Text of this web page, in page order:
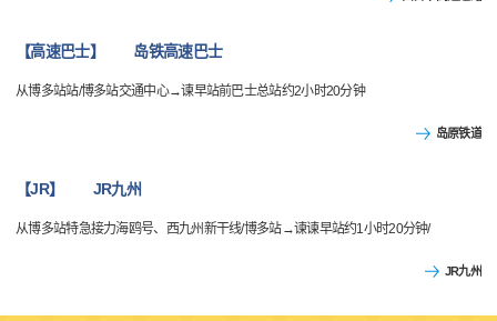
【高速巴士】 岛铁高速巴士
从博多站站/博多站交通中心→谏早站前巴士总站约2小时20分钟
岛原铁道
【JR】 JR九州
从博多站特急接力海鸥号、西九州新干线/博多站→谏谏早站约1小时20分钟/
JR九州